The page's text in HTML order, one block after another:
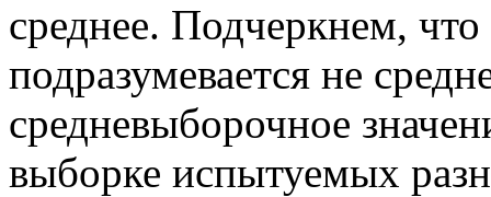
среднее. Подчеркнем,
подразумевается не
средневыборочное
выборке испытуемых